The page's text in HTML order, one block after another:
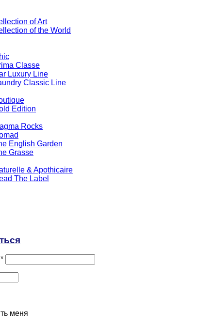
of Art
of the World
Classe
Luxury Line
Classic Line
Edition
Rocks
English Garden
Grasse
& Apothicaire
The Label
*
меня